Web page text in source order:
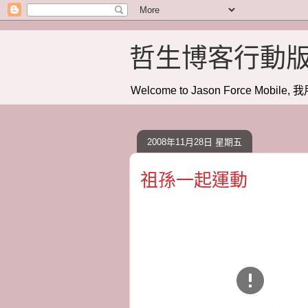
哲生博客行動
Welcome to Jason Force Mobile, 我
2008年11月28日 星期五
祖孫一起運動